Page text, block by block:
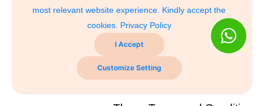
agree to be bound by the
updated or modified Terms
and Conditions.
most relevant website experience. Kindly accept the
cookies. Privacy Policy
I Accept
Customize Setting